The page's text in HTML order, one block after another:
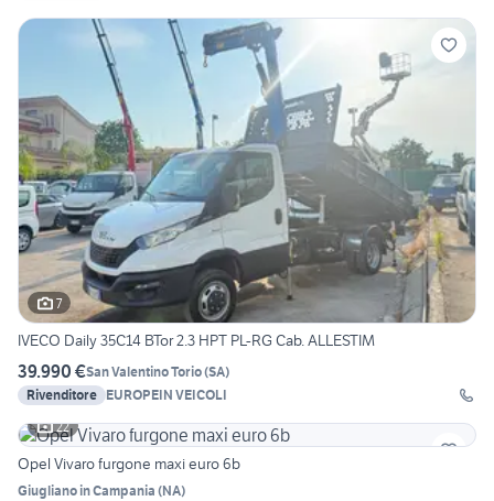
7
IVECO Daily 35C14 BTor 2.3 HPT PL-RG Cab. ALLESTIM
39.990 €San Valentino Torio(SA)
Rivenditore EUROPEIN VEICOLI
22
Opel Vivaro furgone maxi euro 6b
Giugliano in Campania (NA)